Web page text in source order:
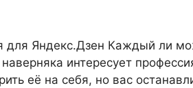
для Яндекс.Дзен Каждый ли
наверняка интересует
её на себя, но вас